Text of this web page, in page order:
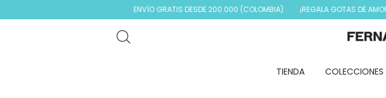
ENVÍO GRATIS DESDE 200.000 (COLOMBIA) ¡REGALA GOTAS DE AMOR!
TIENDA COLECCIONES